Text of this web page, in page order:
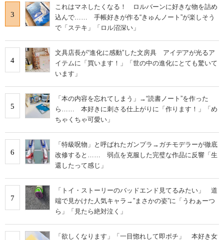
3
これはマネしたくなる！ ロルバーンに好きな物を詰め
込んで…… 手帳好きが作る“きゅんノート”が楽しそう
で「ステキ」「ロル沼深い」
4
文具店長が“進化に感動”した文房具 アイデアが光るア
イテムに「買います！」「世の中の進化にとても驚いて
います」
5
「本の内容を忘れてしまう」→“読書ノート”を作った
ら…… 本好きに刺さる仕上がりに「作ります！」「め
ちゃくちゃ可愛い」
6
「特級呪物」と呼ばれたガンプラ→ガチモデラーが徹底
改修すると…… 弱点を克服した完璧な作品に反響「生
還したって感じ」
7
「トイ・ストーリーのバッドエンド見てるみたい」 道
端で見かけた人気キャラ→”まさかの姿”に「うわぁーつ
ら」「見たら絶対泣く」
「欲しくなります」「一目惚れして即ポチ」 本好き女